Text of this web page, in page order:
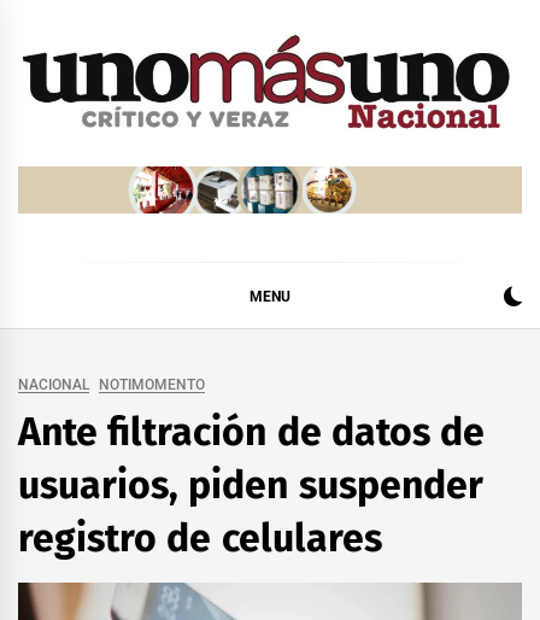
MENU
NACIONAL NOTIMOMENTO
Ante filtración de datos de
usuarios, piden suspender
registro de celulares